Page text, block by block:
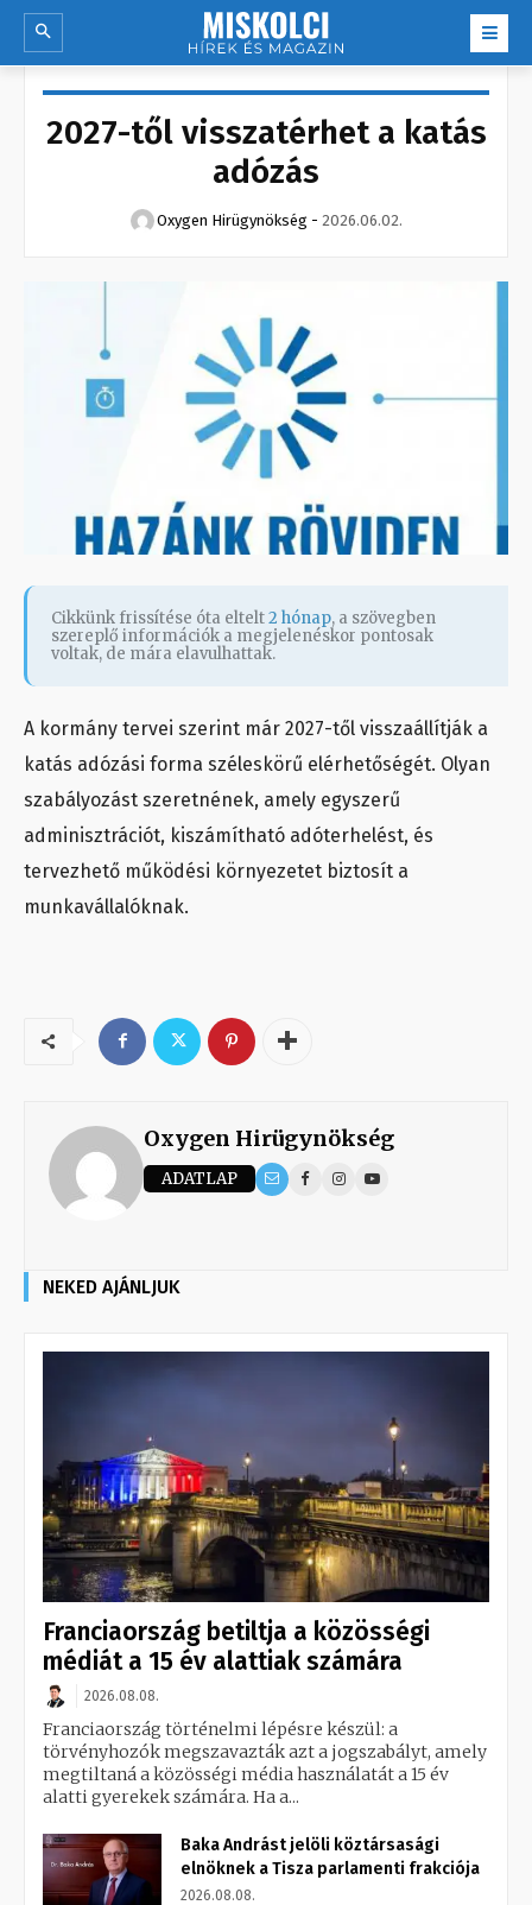
2027-től visszatérhet a katás
adózás
Oxygen Hirügynökség - 2026.06.02.
Cikkünk frissítése óta eltelt2 hónap, a szövegben
szereplő információk a megjelenéskor pontosak
voltak, de mára elavulhattak.
A kormány tervei szerint már 2027-től visszaállítják a
katás adózási forma széleskörű elérhetőségét. Olyan
szabályozást szeretnének, amely egyszerű
adminisztrációt, kiszámítható adóterhelést, és
tervezhető működési környezetet biztosít a
munkavállalóknak.
Oxygen Hirügynökség
ADATLAP
NEKED AJÁNLJUK
Franciaország betiltja a közösségi
médiát a 15 év alattiak számára
2026.08.08.
Franciaország történelmi lépésre készül: a
törvényhozók megszavazták azt a jogszabályt, amely
megtiltaná a közösségi média használatát a 15 év
alatti gyerekek számára. Ha a...
Baka Andrást jelöli köztársasági
elnöknek a Tisza parlamenti frakciója
2026.08.08.